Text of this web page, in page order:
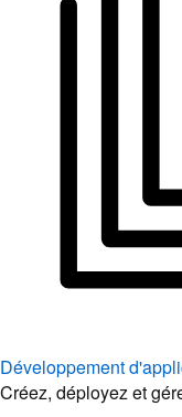
Développement
Créez, déployez et